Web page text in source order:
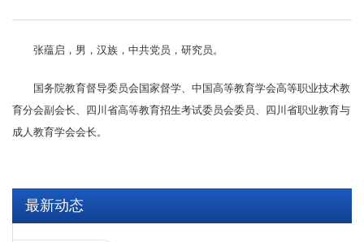
张蕴启，男，汉族，中共党员，研究员。
国务院教育督导委员会国家督学、中国高等教育学会高等职业技术教
育分会副会长、四川省高等教育招生考试委员会委员、四川省职业教育与
成人教育学会会长。
最新动态